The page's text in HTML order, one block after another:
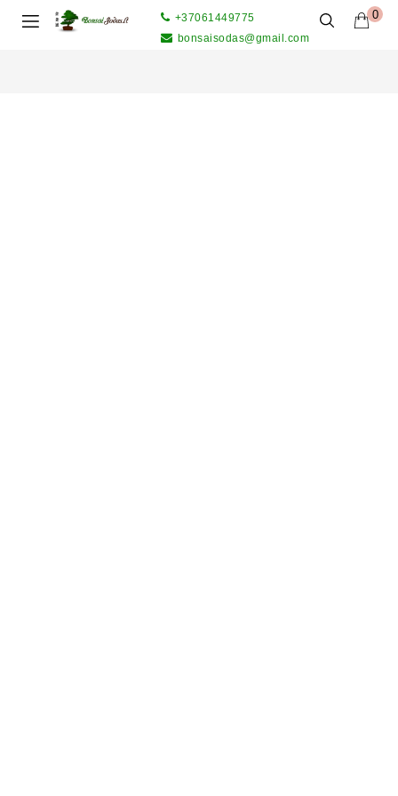
0
+37061449775
bonsaisodas@gmail.com